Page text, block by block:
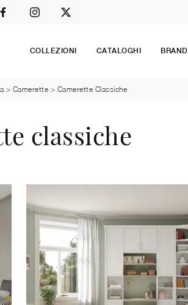
COLLEZIONI CATALOGHI BRAND
> Camerette > Camerette Classiche
classiche